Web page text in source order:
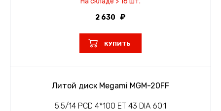
2 630
КУПИТЬ
Литой диск Megami MGM-20FF
5.5/14 PCD 4*100 ET 43 DIA 60.1